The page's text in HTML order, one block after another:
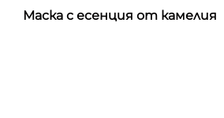
Маска с есенция от камелия